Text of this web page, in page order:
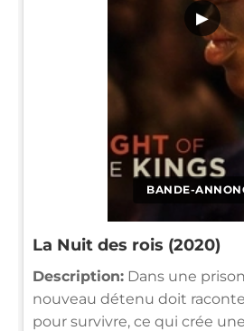
BANDE-
▶
La Nuit des rois (2020)
Description: Dans une
nouveau détenu doit
pour survivre, ce qui crée